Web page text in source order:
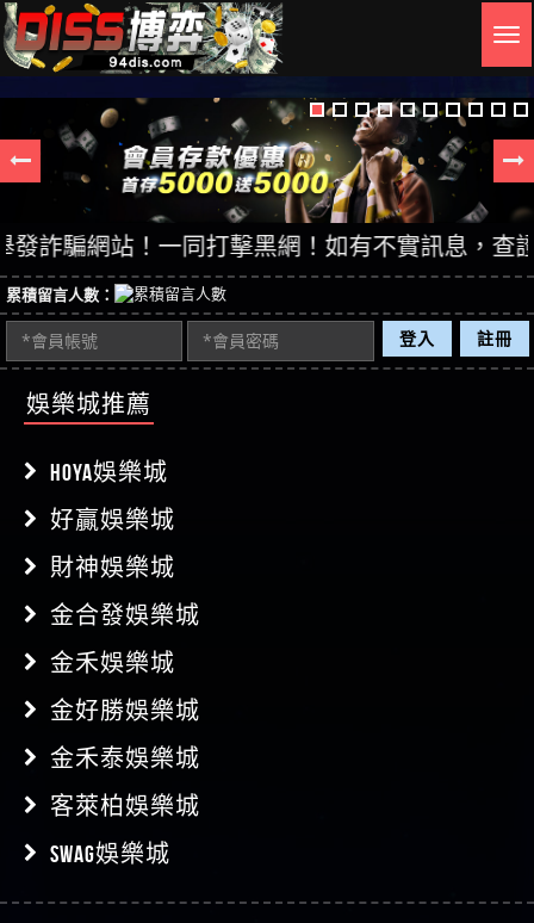
網站！一同打擊黑網！如有不實訊息，查證後立
累積留言人數：
登入 註冊
娛樂城推薦
HOYA娛樂城
好贏娛樂城
財神娛樂城
金合發娛樂城
金禾娛樂城
金好勝娛樂城
金禾泰娛樂城
客萊柏娛樂城
SWAG娛樂城